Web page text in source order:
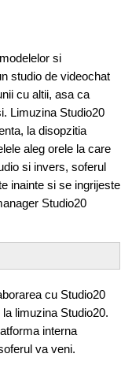
si
studio de videochat
cu altii, asa ca
Limuzina Studio20
la disopzitia
aleg orele la care
si invers, soferul
inainte si se ingrijeste
Studio20
cu Studio20
limuzina Studio20.
interna
va veni.